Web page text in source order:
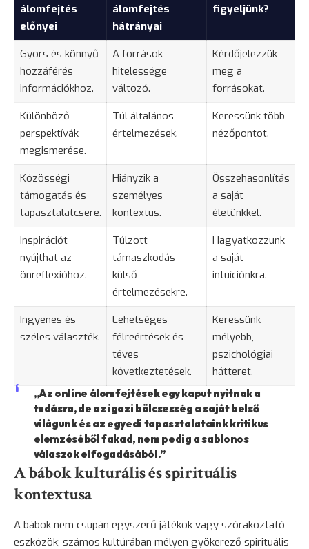
álomfejtés
előnyei
álomfejtés
hátrányai
figyeljünk?
Gyors és könnyű
hozzáférés
információkhoz.
A források
hitelessége
változó.
Kérdőjelezzük
meg a
forrásokat.
Különböző
perspektívák
megismerése.
Túl általános
értelmezések.
Keressünk több
nézőpontot.
Közösségi
támogatás és
tapasztalatcsere.
Hiányzik a
személyes
kontextus.
Összehasonlítás
a saját
életünkkel.
Inspirációt
nyújthat az
önreflexióhoz.
Túlzott
támaszkodás
külső
értelmezésekre.
Hagyatkozzunk
a saját
intuíciónkra.
Ingyenes és
széles választék.
Lehetséges
félreértések és
téves
következtetések.
Keressünk
mélyebb,
pszichológiai
hátteret.
„Az online álomfejtések egy kaput nyitnak a
tudásra, de az igazi bölcsesség a saját belső
világunk és az egyedi tapasztalataink kritikus
elemzéséből fakad, nem pedig a sablonos
válaszok elfogadásából.”
A bábok kulturális és spirituális
kontextusa
A bábok nem csupán egyszerű játékok vagy szórakoztató
eszközök; számos kultúrában mélyen gyökerező spirituális